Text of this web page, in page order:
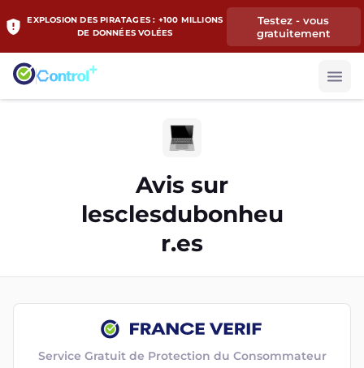
EXPLOSION DES PIRATAGES : +100 MILLIONS
DE DONNÉES VOLÉES
Testez - vous
gratuitement
Avis sur
lesclesdubonheu
r.es
Service Gratuit de Protection du Consommateur